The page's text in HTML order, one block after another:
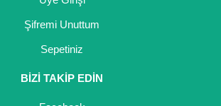
Şifremi Unuttum
Sepetiniz
BİZİ TAKİP EDİN